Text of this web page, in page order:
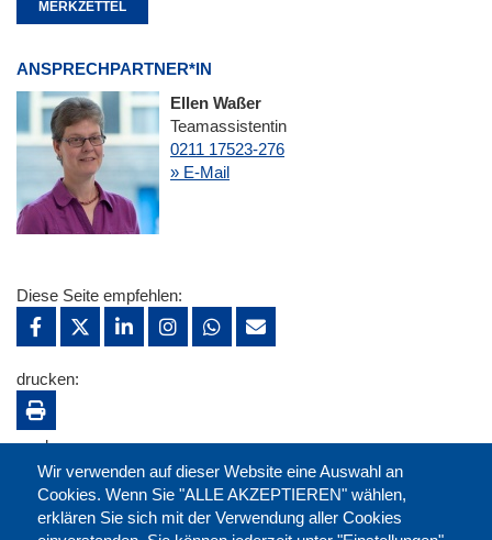
MERKZETTEL
ANSPRECHPARTNER*IN
Ellen Waßer
Teamassistentin
0211 17523-276
» E-Mail
Wir verwenden auf dieser Website eine Auswahl an
Cookies. Wenn Sie "ALLE AKZEPTIEREN" wählen,
erklären Sie sich mit der Verwendung aller Cookies
Diese Seite empfehlen:
drucken:
merken: